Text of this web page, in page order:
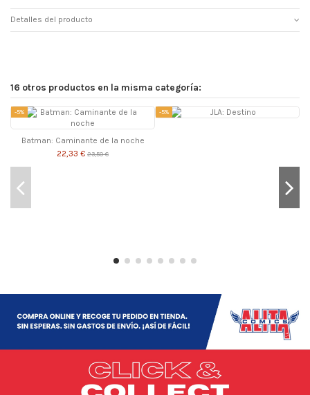
Detalles del producto
16 otros productos en la misma categoría:
-5%
Batman: Caminante de la noche
22,33 € 23,50 €
-5%